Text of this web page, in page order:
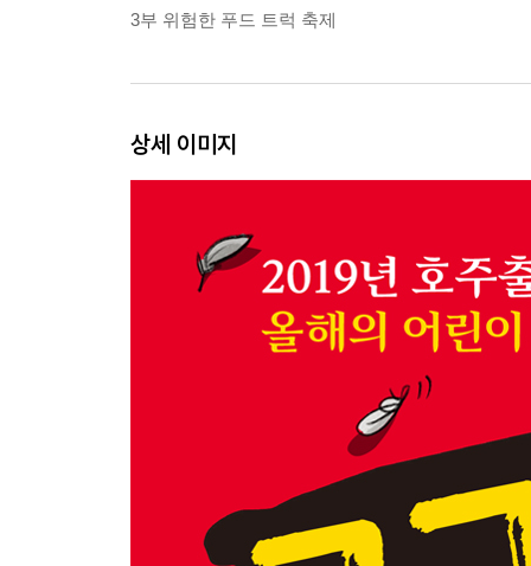
3부 위험한 푸드 트럭 축제
상세 이미지